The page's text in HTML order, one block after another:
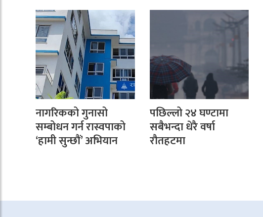
नागरिकको गुनासो
सम्बोधन गर्न रास्वपाको
‘हामी सुन्छौं’ अभियान
पछिल्लो २४ घण्टामा
सबैभन्दा धेरै वर्षा
रौतहटमा